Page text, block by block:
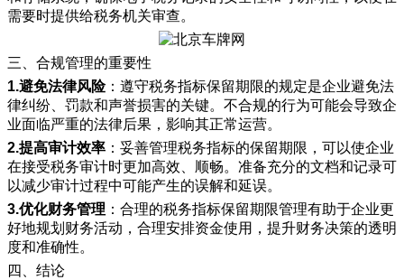
需要时提供给税务机关审查。
三、合规管理的重要性
1.避免法律风险：遵守税务指标保留期限的规定是企业避免法
律纠纷、罚款和声誉损害的关键。不合规的行为可能会导致企
业面临严重的法律后果，影响其正常运营。
2.提高审计效率 ：妥善管理税务指标的保留期限，可以使企业
在接受税务审计时更加高效、顺畅。准备充分的文档和记录可
以减少审计过程中可能产生的误解和延误。
3.优化财务管理 ：合理的税务指标保留期限管理有助于企业更
好地规划财务活动，合理安排资金使用，提升财务决策的透明
度和准确性。
四、结论